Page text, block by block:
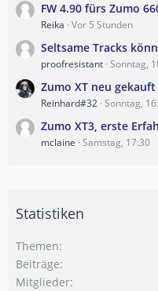
FW 4.90 fürs Zumo
Reika Vor 5 Stunden
Seltsame Tracks
proofresistant Sonntag,
Zumo XT neu
Reinhard#32 Sonntag,
Zumo XT3, erste
mclaine Samstag, 17:30
Statistiken
Themen
Beiträge
Mitglieder